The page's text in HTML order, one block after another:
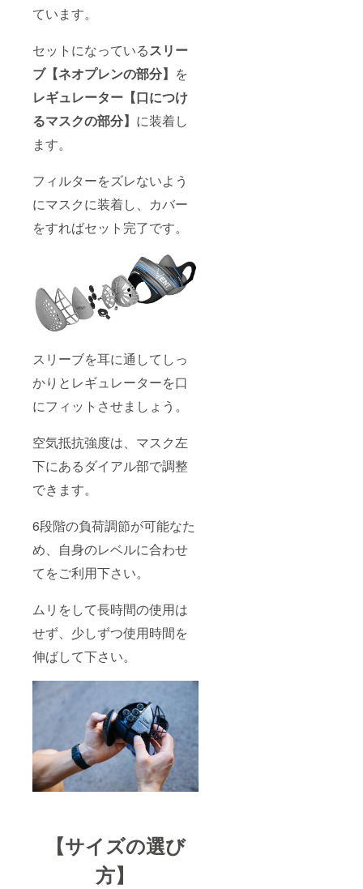
ています。
セットになっているスリー
ブ【ネオプレンの部分】 を
レギュレーター【口につけ
るマスクの部分】 に装着し
ます。
フィルターをズレないよう
にマスクに装着し、カバー
をすればセット完了です。
スリーブを耳に通してしっ
かりとレギュレーターを口
にフィットさせましょう。
空気抵抗強度は、マスク左
下にあるダイアル部で調整
できます。
6段階の負荷調節が可能なた
め、自身のレベルに合わせ
てをご利用下さい。
ムリをして長時間の使用は
せず、少しずつ使用時間を
伸ばして下さい。
【サイズの選び
方】